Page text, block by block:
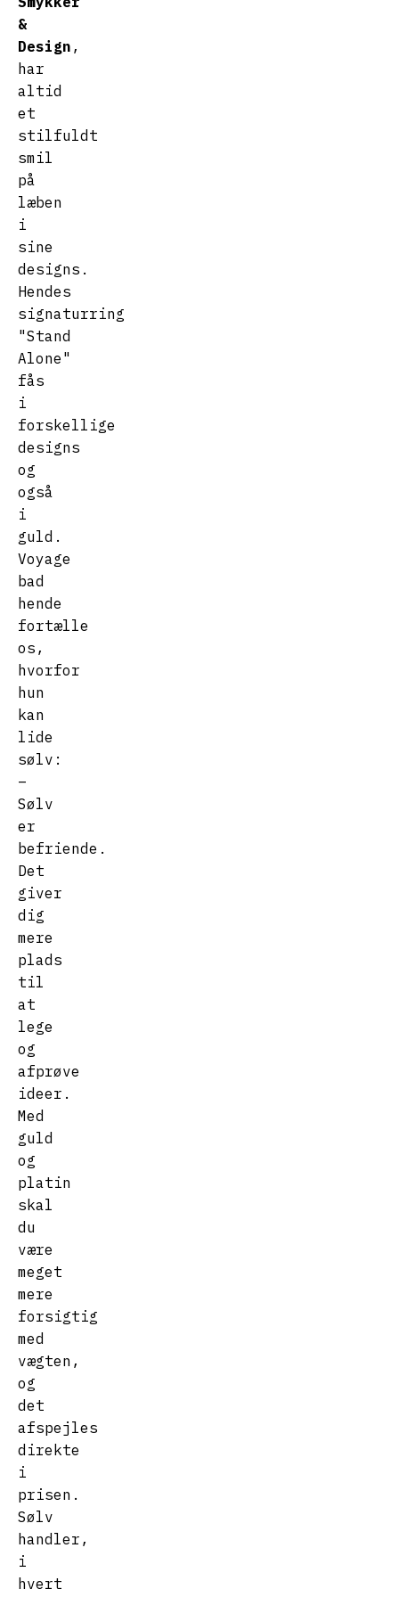
&
Design ,
har
altid
et
stilfuldt
smil
på
læben
i
sine
designs.
Hendes
signaturring
"Stand
Alone"
fås
i
forskellige
designs
og
også
i
guld.
Voyage
bad
hende
fortælle
os,
hvorfor
hun
kan
lide
sølv:
–
Sølv
er
befriende.
Det
giver
dig
mere
plads
til
at
lege
og
afprøve
ideer.
Med
guld
og
platin
skal
du
være
meget
mere
forsigtig
med
vægten,
og
det
afspejles
direkte
i
prisen.
Sølv
handler,
i
hvert